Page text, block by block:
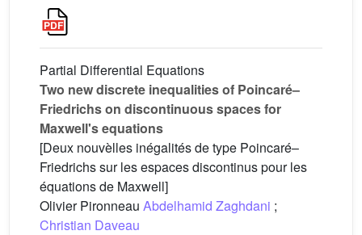
Partial Differential Equations
Two new discrete inequalities of Poincaré–
Friedrichs on discontinuous spaces for
Maxwell's equations
[Deux nouvèlles inégalités de type Poincaré–
Friedrichs sur les espaces discontinus pour les
équations de Maxwell]
Olivier Pironneau Abdelhamid Zaghdani ;
Christian Daveau